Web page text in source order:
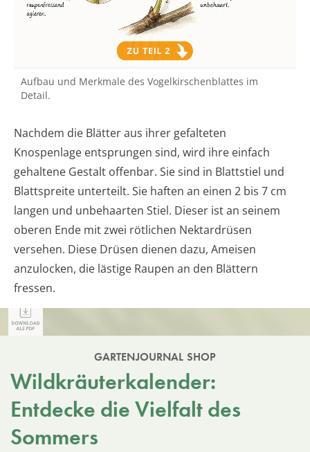
Aufbau und Merkmale des Vogelkirschenblattes im
Detail.
Nachdem die Blätter aus ihrer gefalteten
Knospenlage entsprungen sind, wird ihre einfach
gehaltene Gestalt offenbar. Sie sind in Blattstiel und
Blattspreite unterteilt. Sie haften an einen 2 bis 7 cm
langen und unbehaarten Stiel. Dieser ist an seinem
oberen Ende mit zwei rötlichen Nektardrüsen
versehen. Diese Drüsen dienen dazu, Ameisen
anzulocken, die lästige Raupen an den Blättern
fressen.
GARTENJOURNAL SHOP
Wildkräuterkalender:
Entdecke die Vielfalt des
Sommers